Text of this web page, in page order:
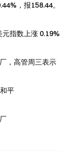
，报158.44。
指数上涨 0.19%
，高管周三表示
平